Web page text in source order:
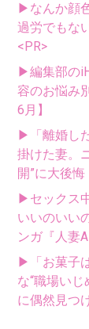
▶なんか顔
過労でもな
<PR>
▶編集部の
容のお悩み
6月】
▶「離婚し
掛けた妻。
開”に大後悔
▶セックス
いいのいい
ンガ『人妻
▶「お菓子
な“職場い
に偶然見つ